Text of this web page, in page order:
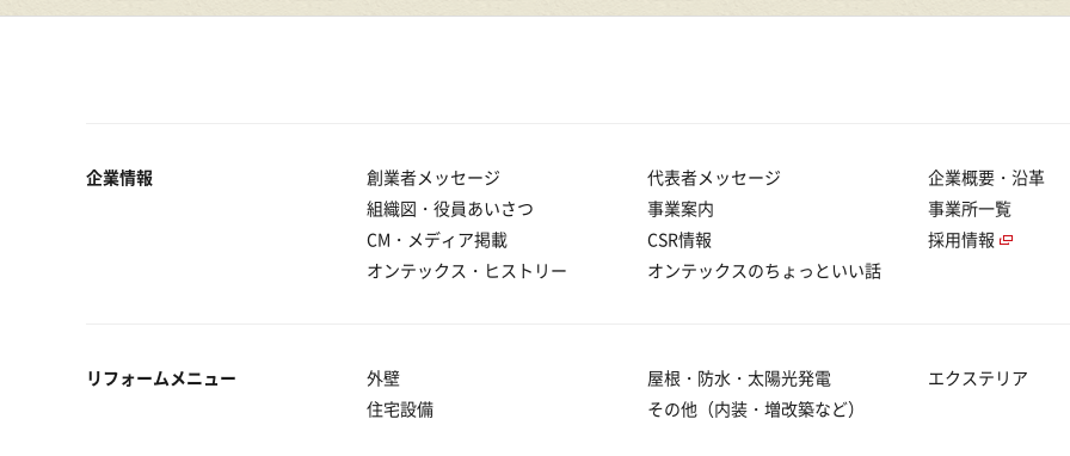
企業情報 創業者メッセージ 代表者メッセージ
企業概要・沿革
組織図・役員あいさつ
事業案内
事業所一覧
CM・メディア掲載
CSR情報
採用情報
オンテックス・ヒストリー
オンテックスのちょっといい話
リフォームメニュー 外壁 屋根・防水・太陽光発電
エクステリア
住宅設備
その他（内装・増改築など）